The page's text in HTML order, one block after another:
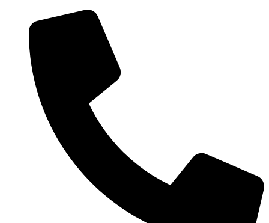
indhold